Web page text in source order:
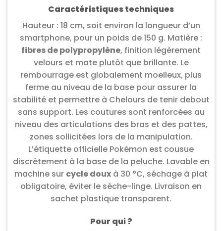
Caractéristiques techniques
Hauteur : 18 cm, soit environ la longueur d’un
smartphone, pour un poids de 150 g. Matière :
fibres de polypropylène, finition légèrement
velours et mate plutôt que brillante. Le
rembourrage est globalement moelleux, plus
ferme au niveau de la base pour assurer la
stabilité et permettre à Chelours de tenir debout
sans support. Les coutures sont renforcées au
niveau des articulations des bras et des pattes,
zones sollicitées lors de la manipulation.
L’étiquette officielle Pokémon est cousue
discrètement à la base de la peluche. Lavable en
machine sur cycle doux à 30 °C, séchage à plat
obligatoire, éviter le sèche-linge. Livraison en
sachet plastique transparent.
Pour qui ?